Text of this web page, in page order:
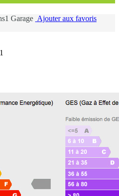
1 Garage Ajouter aux favoris
1